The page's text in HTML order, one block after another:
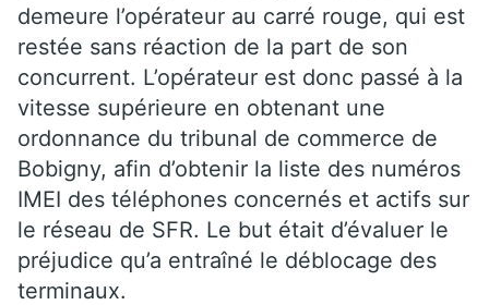
demeure l’opérateur au carré rouge, qui est
restée sans réaction de la part de son
concurrent. L’opérateur est donc passé à la
vitesse supérieure en obtenant une
ordonnance du tribunal de commerce de
Bobigny, afin d’obtenir la liste des numéros
IMEI des téléphones concernés et actifs sur
le réseau de SFR. Le but était d’évaluer le
préjudice qu’a entraîné le déblocage des
terminaux.